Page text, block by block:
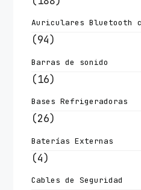
Auriculares Bluetooth
(94)
Barras de sonido
(16)
Bases Refrigeradoras
(26)
Baterías Externas
(4)
Cables de Seguridad